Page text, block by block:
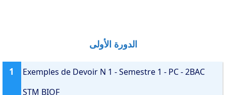
الدورة الأولى
1
Exemples de Devoir N 1 - Semestre 1 - PC - 2BAC
STM BIOF